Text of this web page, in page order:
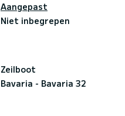
Aangepast
Niet inbegrepen
Zeilboot
Bavaria - Bavaria 32